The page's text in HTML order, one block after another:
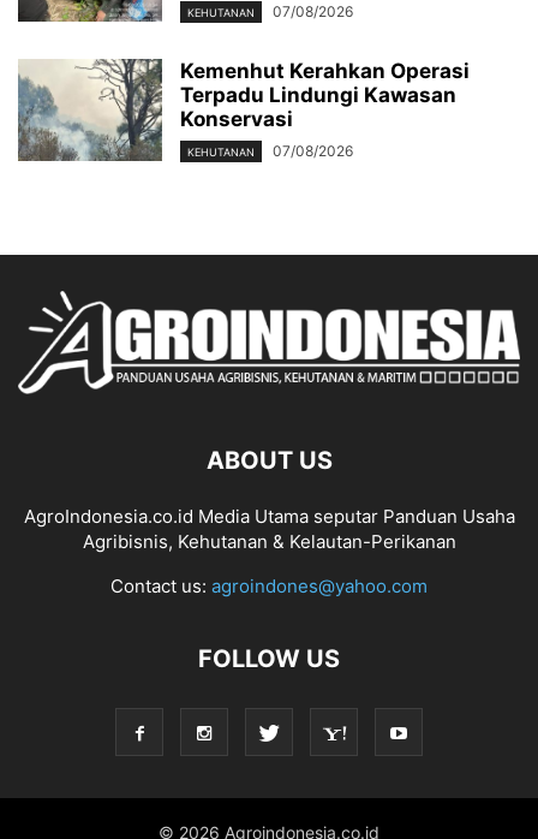
KEHUTANAN 07/08/2026
Kemenhut Kerahkan Operasi
Terpadu Lindungi Kawasan
Konservasi
KEHUTANAN 07/08/2026
ABOUT US
AgroIndonesia.co.id Media Utama seputar Panduan Usaha
Agribisnis, Kehutanan & Kelautan-Perikanan
Contact us: agroindones@yahoo.com
FOLLOW US
© 2026 Agroindonesia.co.id